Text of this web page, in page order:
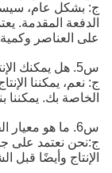
الدفعة المقدمة.
على العناصر
س5. هل يمكنك الإنتاج وفقًا للعينات؟
ج: نعم، يمكننا
الخاصة بك. يمكننا
س6. ما هو معيار الجودة الخاص بك؟
ج:
الإنتاج وأيضًا قبل